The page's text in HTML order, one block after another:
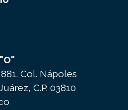
Col. Nápoles
C.P. 03810